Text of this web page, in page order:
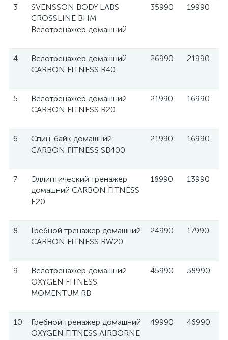
3
SVENSSON BODY LABS
CROSSLINE BHM
Велотренажер домашний
35990 19990
4
Велотренажер домашний
CARBON FITNESS R40
26990 21990
5
Велотренажер домашний
CARBON FITNESS R20
21990 16990
6
Спин-байк домашний
CARBON FITNESS SB400
21990 16990
7
Эллиптический тренажер
домашний CARBON FITNESS
E20
18990 13990
8
Гребной тренажер домашний
CARBON FITNESS RW20
24990 17990
9
Велотренажер домашний
OXYGEN FITNESS
MOMENTUM RB
45990 38990
10
Гребной тренажер домашний
OXYGEN FITNESS AIRBORNE
49990 46990